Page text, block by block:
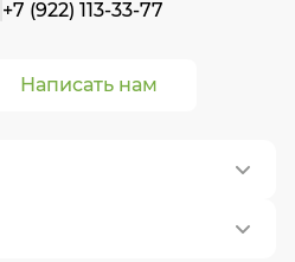
Написать нам
+7 (922) 113-33-77